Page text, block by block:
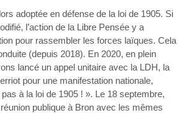
adoptée en défense de la loi de 1905. Si
l’action de la Libre Pensée y a
pour rassembler les forces laïques. Cela
(depuis 2018). En 2020, en plein
lancé un appel unitaire avec la LDH, la
pour une manifestation nationale,
à la loi de 1905 ! ». Le 18 septembre,
publique à Bron avec les mêmes